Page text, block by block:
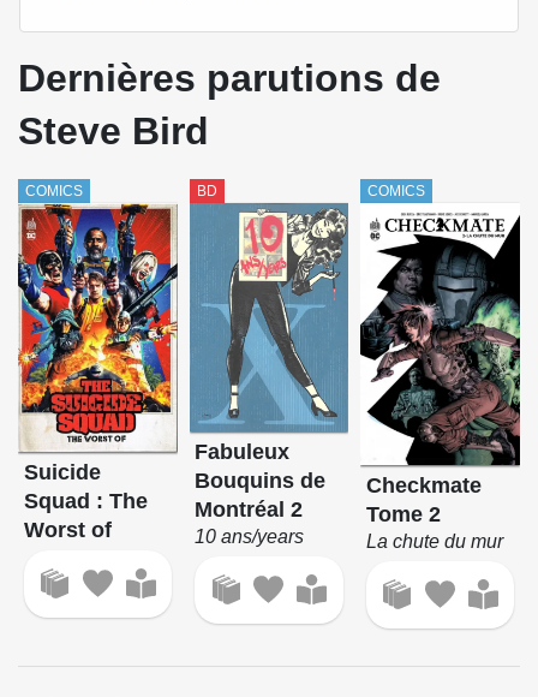
Dernières parutions de
Steve Bird
COMICS
Suicide
Squad : The
Worst of
BD
Fabuleux
Bouquins de
Montréal 2
10 ans/years
COMICS
Checkmate
Tome 2
La chute du mur